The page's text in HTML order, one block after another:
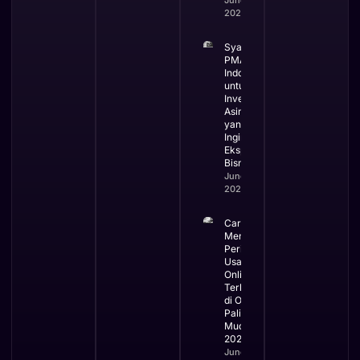
2026
Syarat
PMA di
Indonesia
untuk
Investor
Asing
yang
Ingin
Ekspansi
Bisnis
June 3,
2026
Cara
Mengurus
Perizinan
Usaha
Online
Terbaru
di OSS
Paling
Mudah
2026
June 2,